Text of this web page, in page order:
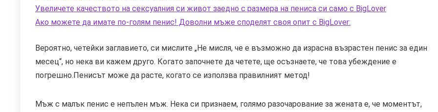
Увеличете качеството на сексуалния си живот заедно с размера на пениса си само с BigLover
Ако можете да имате по-голям пенис! Доволни мъже споделят своя опит с BigLover:
Вероятно, четейки заглавието, си мислите „Не мисля, че е възможно да израсна възрастен пенис за един
месец“, но нека ви кажем друго. Когато започнете да четете, ще осъзнаете, че това убеждение е
погрешно.Пенисът може да расте, когато се използва правилният метод!
Мъж с малък пенис е непълен мъж. Нека си признаем, голямо разочарование за жената е, че моментът,